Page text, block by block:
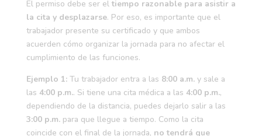
El permiso debe ser el tiempo razonable para asistir a
la cita y desplazarse. Por eso, es importante que el
trabajador presente su certificado y que ambos
acuerden cómo organizar la jornada para no afectar el
cumplimiento de las funciones.
Ejemplo 1:Tu trabajador entra a las 8:00 a.m.y sale a
las 4:00 p.m.. Si tiene una cita médica a las 4:00 p.m.,
dependiendo de la distancia, puedes dejarlo salir a las
3:00 p.m.para que llegue a tiempo. Como la cita
coincide con el final de la jornada, no tendrá que